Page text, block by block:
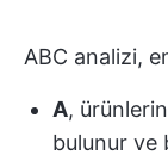
ABC analizi,
A,
bulunur ve